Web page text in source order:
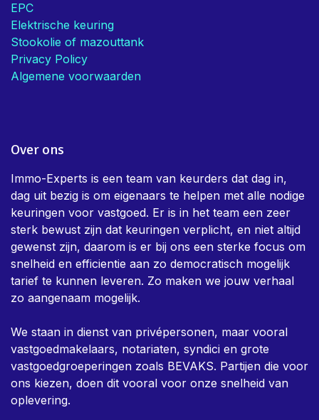
EPC
Elektrische keuring
Stookolie of mazouttank
Privacy Policy
Algemene voorwaarden
Over ons
Immo-Experts is een team van keurders dat dag in,
dag uit bezig is om eigenaars te helpen met alle nodige
keuringen voor vastgoed. Er is in het team een zeer
sterk bewust zijn dat keuringen verplicht, en niet altijd
gewenst zijn, daarom is er bij ons een sterke focus om
snelheid en efficientie aan zo democratisch mogelijk
tarief te kunnen leveren. Zo maken we jouw verhaal
zo aangenaam mogelijk.
We staan in dienst van privépersonen, maar vooral
vastgoedmakelaars, notariaten, syndici en grote
vastgoedgroeperingen zoals BEVAKS. Partijen die voor
ons kiezen, doen dit vooral voor onze snelheid van
oplevering.